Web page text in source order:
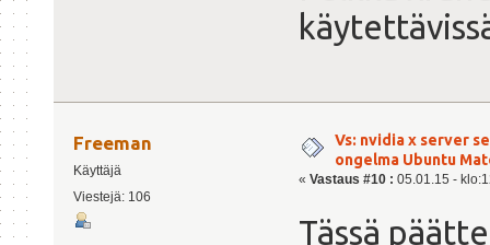
Freeman
Käyttäjä
Viestejä: 106
Vs: nvidia x server
ongelma Ubuntu
« Vastaus #10 : 05.01.15 -
Tässä